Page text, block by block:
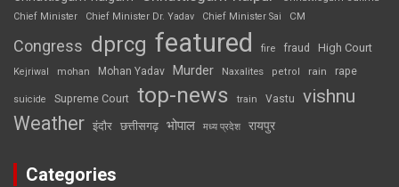
Chief Minister
Chief Minister Dr. Yadav Chief Minister Sai CM
Congress dprcg featured fire fraud High Court
Kejriwal mohan Mohan Yadav Murder Naxalites petrol rain rape
suicide Supreme Court top-news train Vastu vishnu
Weather इंदौर छत्तीसगढ़ भोपाल मध्य प्रदेश रायपुर
Categories